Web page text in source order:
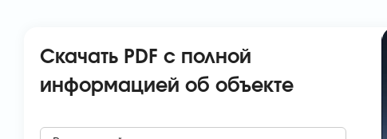
Скачать PDF с полной
информацией об объекте